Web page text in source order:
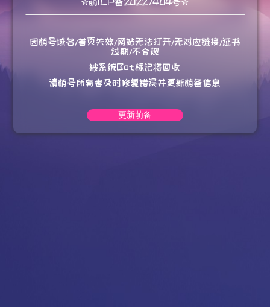
因萌号域名/首页失效/网站无法打开/无对应链接/证书
过期/不合规
被系统Bot标记将回收
请萌号所有者及时修复错误并更新萌备信息